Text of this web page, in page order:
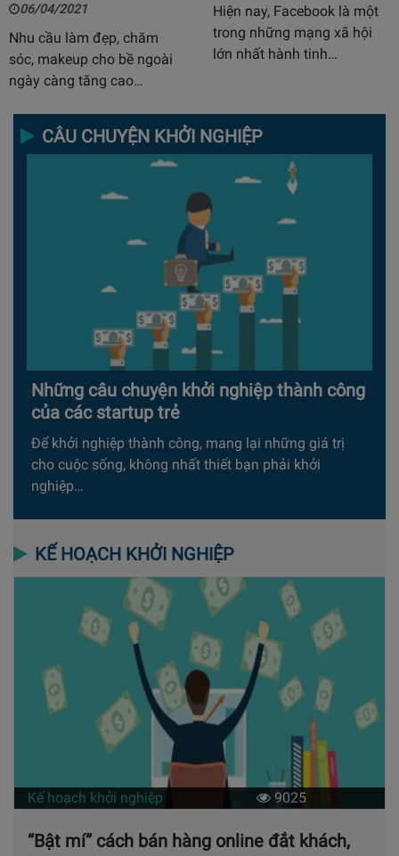
06/04/2021
Nhu cầu làm đẹp, chăm
sóc, makeup cho bề ngoài
ngày càng tăng cao…
Hiện nay, Facebook là một
trong những mạng xã hội
lớn nhất hành tinh…
CÂU CHUYỆN KHỞI NGHIỆP
Những câu chuyện khởi nghiệp thành công
của các startup trẻ
Để khởi nghiệp thành công, mang lại những giá trị
cho cuộc sống, không nhất thiết bạn phải khởi
nghiệp…
KẾ HOẠCH KHỞI NGHIỆP
Kế hoạch khởi nghiệp 9025
“Bật mí” cách bán hàng online đắt khách,